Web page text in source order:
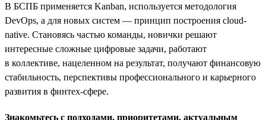
В БСПБ применяется Kanban, используется методология
DevOps, а для новых систем — принцип построения cloud-
native. Становясь частью команды, новички решают
интересные сложные цифровые задачи, работают
в коллективе, нацеленном на результат, получают финансовую
стабильность, перспективы профессионального и карьерного
развития в финтех-сфере.
Знакомьтесь с подходами, приоритетами, актуальным